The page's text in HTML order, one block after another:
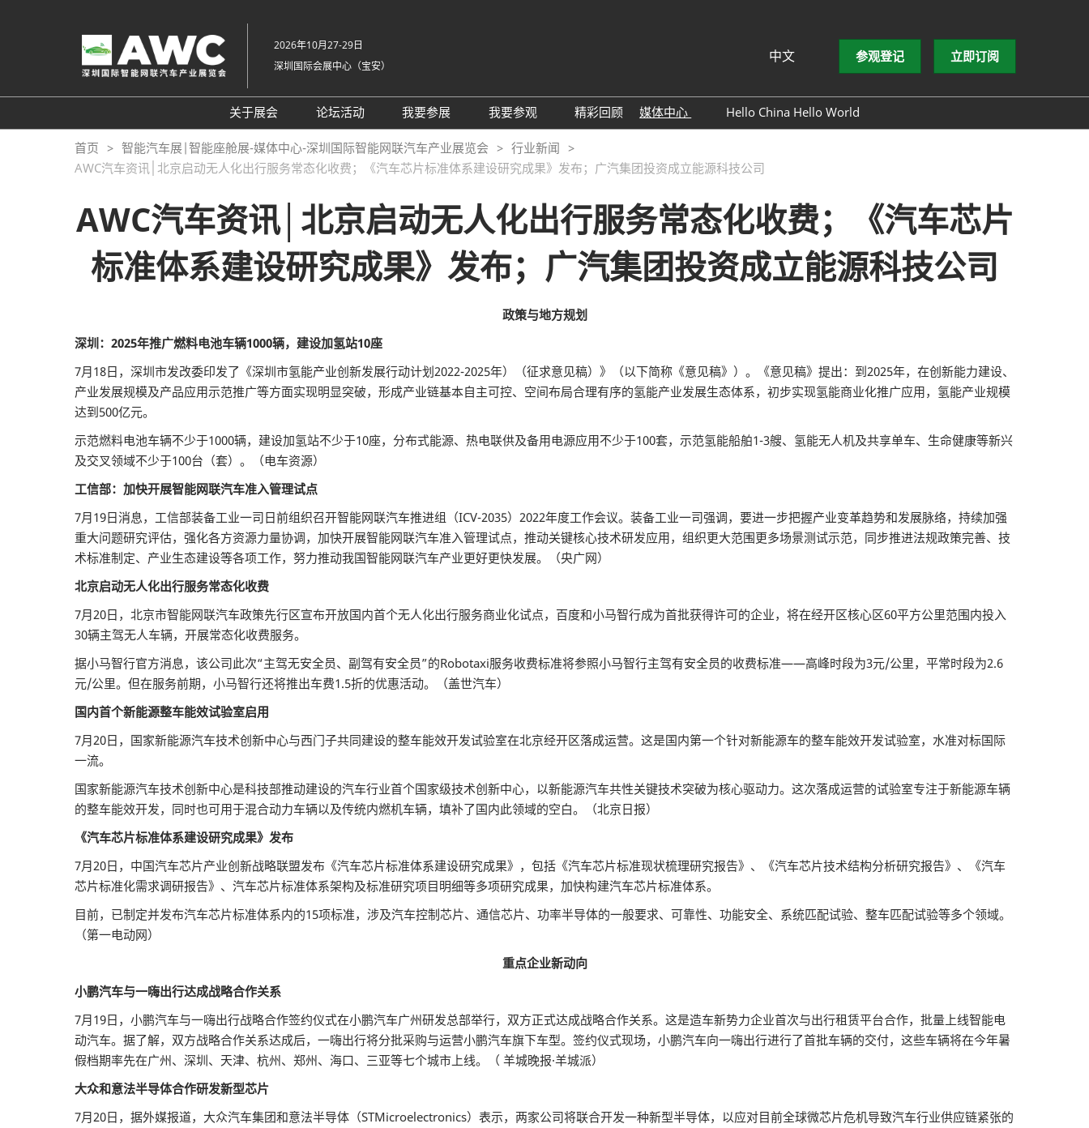
跳
转
容
2026年10月27-29日
深圳国际会展中心（宝安）
中文
English
Tiếng Việt
Bahasa Indonesia
参观登记 立即订阅
关于展会
组织架构
展会概览
展品范围
展馆平面图
交通住宿
常见问题解答（Q & A）
论坛活动
2025同期会议活动
2024精彩回顾
往届回顾
我要参展
AWC参展申请
2026亮点展区
2025亮点展区
为何参展
观众范围
走进主机厂
展商增值服务CMO
我要参观
参观预登记
为何参观
组团参观
特邀买家
商务配对
观众增值服务
展商名录
精彩回顾
媒体中心
展商新闻
行业新闻
合作媒体
Hello China Hello World
首页 智能汽车展|智能座舱展-媒体中心-深圳国际智能网联汽车产业展览会
行业新闻
AWC汽车资讯│北京启动无人化出行服务常态化收费；《汽车芯片标准体系建设研究成果》发布；广汽集团投资成立能源科技公司
AWC汽车资讯│北京启动无人化出行服务常态化收费；《汽车芯片
标准体系建设研究成果》发布；广汽集团投资成立能源科技公司
政策与地方规划
深圳：2025年推广燃料电池车辆1000辆，建设加氢站10座
7月18日，深圳市发改委印发了《深圳市氢能产业创新发展行动计划2022-2025年）（征求意见稿）》（以下简称《意见稿》）。《意见稿》提出：到2025年，在创新能力建设、
产业发展规模及产品应用示范推广等方面实现明显突破，形成产业链基本自主可控、空间布局合理有序的氢能产业发展生态体系，初步实现氢能商业化推广应用，氢能产业规模
达到500亿元。
示范燃料电池车辆不少于1000辆，建设加氢站不少于10座，分布式能源、热电联供及备用电源应用不少于100套，示范氢能船舶1-3艘、氢能无人机及共享单车、生命健康等新兴
及交叉领域不少于100台（套）。（电车资源）
工信部：加快开展智能网联汽车准入管理试点
7月19日消息，工信部装备工业一司日前组织召开智能网联汽车推进组（ICV-2035）2022年度工作会议。装备工业一司强调，要进一步把握产业变革趋势和发展脉络，持续加强
重大问题研究评估，强化各方资源力量协调，加快开展智能网联汽车准入管理试点，推动关键核心技术研发应用，组织更大范围更多场景测试示范，同步推进法规政策完善、技
术标准制定、产业生态建设等各项工作，努力推动我国智能网联汽车产业更好更快发展。（央广网）
北京启动无人化出行服务常态化收费
7月20日，北京市智能网联汽车政策先行区宣布开放国内首个无人化出行服务商业化试点，百度和小马智行成为首批获得许可的企业，将在经开区核心区60平方公里范围内投入
30辆主驾无人车辆，开展常态化收费服务。
据小马智行官方消息，该公司此次“主驾无安全员、副驾有安全员”的Robotaxi服务收费标准将参照小马智行主驾有安全员的收费标准——高峰时段为3元/公里，平常时段为2.6
元/公里。但在服务前期，小马智行还将推出车费1.5折的优惠活动。（盖世汽车）
国内首个新能源整车能效试验室启用
7月20日，国家新能源汽车技术创新中心与西门子共同建设的整车能效开发试验室在北京经开区落成运营。这是国内第一个针对新能源车的整车能效开发试验室，水准对标国际
一流。
国家新能源汽车技术创新中心是科技部推动建设的汽车行业首个国家级技术创新中心，以新能源汽车共性关键技术突破为核心驱动力。这次落成运营的试验室专注于新能源车辆
的整车能效开发，同时也可用于混合动力车辆以及传统内燃机车辆，填补了国内此领域的空白。（北京日报）
《汽车芯片标准体系建设研究成果》发布
7月20日，中国汽车芯片产业创新战略联盟发布《汽车芯片标准体系建设研究成果》，包括《汽车芯片标准现状梳理研究报告》、《汽车芯片技术结构分析研究报告》、《汽车
芯片标准化需求调研报告》、汽车芯片标准体系架构及标准研究项目明细等多项研究成果，加快构建汽车芯片标准体系。
目前，已制定并发布汽车芯片标准体系内的15项标准，涉及汽车控制芯片、通信芯片、功率半导体的一般要求、可靠性、功能安全、系统匹配试验、整车匹配试验等多个领域。
（第一电动网）
重点企业新动向
小鹏汽车与一嗨出行达成战略合作关系
7月19日，小鹏汽车与一嗨出行战略合作签约仪式在小鹏汽车广州研发总部举行，双方正式达成战略合作关系。这是造车新势力企业首次与出行租赁平台合作，批量上线智能电
动汽车。据了解，双方战略合作关系达成后，一嗨出行将分批采购与运营小鹏汽车旗下车型。签约仪式现场，小鹏汽车向一嗨出行进行了首批车辆的交付，这些车辆将在今年暑
假档期率先在广州、深圳、天津、杭州、郑州、海口、三亚等七个城市上线。（ 羊城晚报·羊城派）
大众和意法半导体合作研发新型芯片
7月20日，据外媒报道，大众汽车集团和意法半导体（STMicroelectronics）表示，两家公司将联合开发一种新型半导体，以应对目前全球微芯片危机导致汽车行业供应链紧张的